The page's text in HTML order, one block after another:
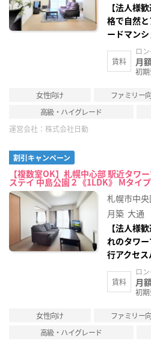
【法人様
格で自然
ードマン
賃料
ロ
月
初
女性向け ファミリー
高級・ハイグレード
運営会社： 株式会社日動
割引キャンペーン
【複数室OK】札幌中心部 駅近タワ
ステイ 中島公園２《1LDK》 Mタイ
札幌市中央
月築 大通
【法人様
れのタワ
行アクセス
賃料
ロ
月
初
女性向け ファミリー
高級・ハイグレード